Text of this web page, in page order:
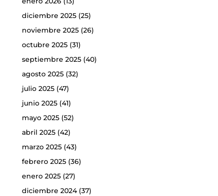
diciembre 2025(25)
noviembre 2025(26)
octubre 2025(31)
septiembre 2025(40)
agosto 2025(32)
julio 2025(47)
junio 2025(41)
mayo 2025(52)
abril 2025(42)
marzo 2025(43)
febrero 2025(36)
enero 2025(27)
diciembre 2024(37)